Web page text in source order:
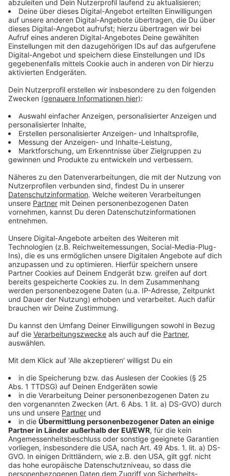
Wir benötigen Ihre
Zustimmung, um den YouTube
Video-Service zu laden!
Wir verwenden einen Service eines
Drittanbieters, um Videoinhalte
einzubetten. Dieser Service kann
Daten zu Ihren Aktivitäten
sammeln. Bitte lesen Sie die
Details durch und stimmen Sie der
Nutzung des Service zu, um dieses
Video anzusehen.
Mehr Informationen
powered byUsercentrics Consent
Management Platform
Während die Gladiatoren im Kolosseum um ihr Leben
kämpfen und tausende Menschen unter den Tribünen
leben und arbeiten, streben die Kriminellen aus der
Unterwelt nach Macht und mehr Einfluss.
Anzeige
©Copyright: Amazon Prime Video
seinem Rücken wird bereits um seine Nachfolge
gestritten.
Anzeige
©Copyright: Amazon Prime Video
Die Gladiatorenkämpfe sind brutal und oftmals enden
sie tödlich.
Anzeige